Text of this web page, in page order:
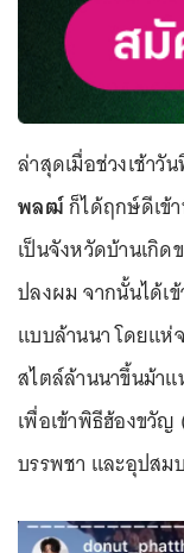
ล่าสุดเมื่อช่วงเช้าวั
พลฒ์ก็ได้ฤกษ์ดีเข้
เป็นจังหวัดบ้านเกิด
ปลงผม จากนั้นได้เ
แบบล้านนา โดยแห่
สไตล์ล้านนาขึ้นม้า
เพื่อเข้าพิธีฮ้องขวัญ
บรรพชา และอุปสม